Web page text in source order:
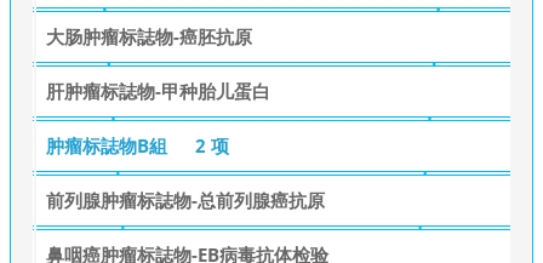
大肠肿瘤标誌物-癌胚抗原
肝肿瘤标誌物-甲种胎儿蛋白
肿瘤标誌物B組 2 项
前列腺肿瘤标誌物-总前列腺癌抗原
鼻咽癌肿瘤标誌物-EB病毒抗体检验